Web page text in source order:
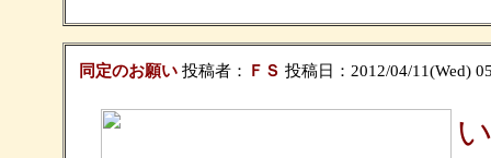
同定のお願い投稿者： ＦＳ 投稿日：2012/04/11(Wed)